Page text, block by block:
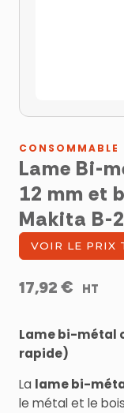
CONSOMMABLE
Lame Bi-
12 mm et
Makita B-
VOIR LE PRIX
17,92 € HT
Lame bi-métal
rapide)
La lame bi-
le métal et le